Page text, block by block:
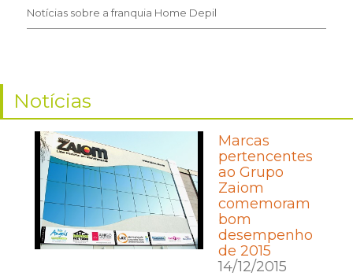
Notícias sobre a franquia Home Depil
Notícias
Marcas
pertencentes
ao Grupo
Zaiom
comemoram
bom
desempenho
de 2015
14/12/2015